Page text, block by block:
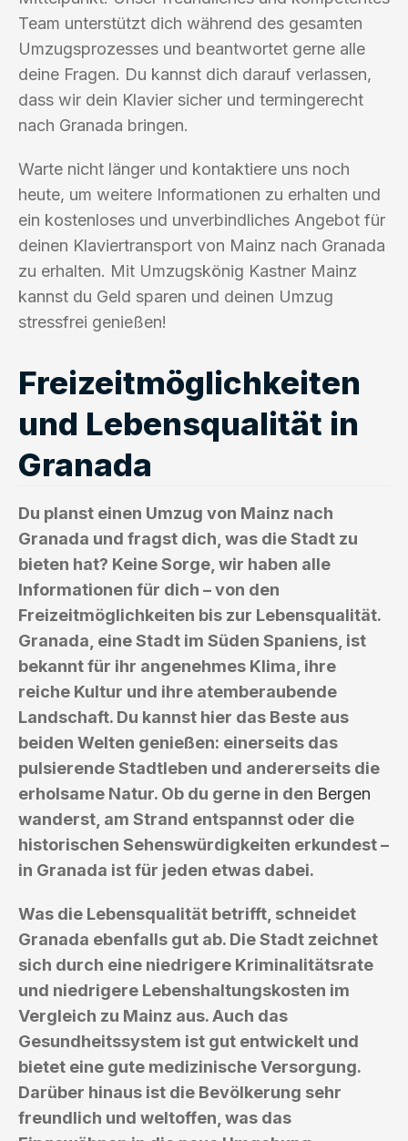
Team unterstützt dich während des gesamten
Umzugsprozesses und beantwortet gerne alle
deine Fragen. Du kannst dich darauf verlassen,
dass wir dein Klavier sicher und termingerecht
nach Granada bringen.
Warte nicht länger und kontaktiere uns noch
heute, um weitere Informationen zu erhalten und
ein kostenloses und unverbindliches Angebot für
deinen Klaviertransport von Mainz nach Granada
zu erhalten. Mit Umzugskönig Kastner Mainz
kannst du Geld sparen und deinen Umzug
stressfrei genießen!
Freizeitmöglichkeiten
und Lebensqualität in
Granada
Du planst einen Umzug von Mainz nach
Granada und fragst dich, was die Stadt zu
bieten hat? Keine Sorge, wir haben alle
Informationen für dich – von den
Freizeitmöglichkeiten bis zur Lebensqualität.
Granada, eine Stadt im Süden Spaniens, ist
bekannt für ihr angenehmes Klima, ihre
reiche Kultur und ihre atemberaubende
Landschaft. Du kannst hier das Beste aus
beiden Welten genießen: einerseits das
pulsierende Stadtleben und andererseits die
erholsame Natur. Ob du gerne in den Bergen
wanderst, am Strand entspannst oder die
historischen Sehenswürdigkeiten erkundest –
in Granada ist für jeden etwas dabei.
Was die Lebensqualität betrifft, schneidet
Granada ebenfalls gut ab. Die Stadt zeichnet
sich durch eine niedrigere Kriminalitätsrate
und niedrigere Lebenshaltungskosten im
Vergleich zu Mainz aus. Auch das
Gesundheitssystem ist gut entwickelt und
bietet eine gute medizinische Versorgung.
Darüber hinaus ist die Bevölkerung sehr
freundlich und weltoffen, was das